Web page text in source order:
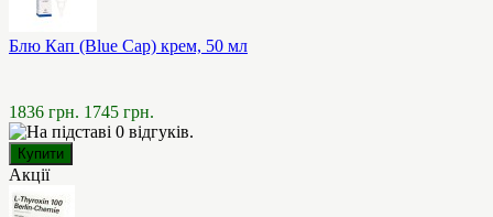
Блю Кап (Blue Cap) крем, 50 мл
1836 грн. 1745 грн.
Акції